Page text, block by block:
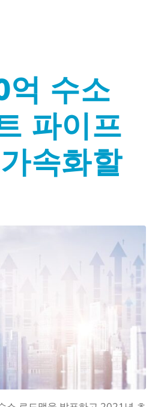
수소
파이프
속화할